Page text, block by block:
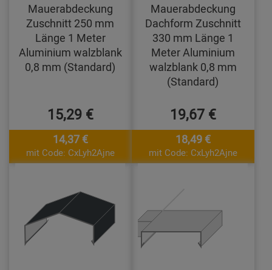
Mauerabdeckung
Zuschnitt 250 mm
Länge 1 Meter
Aluminium walzblank
0,8 mm (Standard)
15,29 €
14,37 €
mit Code: CxLyh2Ajne
Mauerabdeckung
Dachform Zuschnitt
330 mm Länge 1
Meter Aluminium
walzblank 0,8 mm
(Standard)
19,67 €
18,49 €
mit Code: CxLyh2Ajne